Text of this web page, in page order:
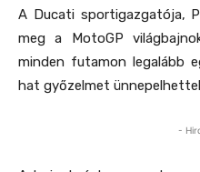
A Ducati sportigazgatója,
meg a MotoGP
minden futamon legalább
hat győzelmet
-